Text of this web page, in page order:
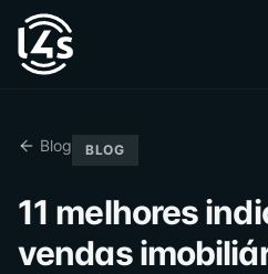
Blog BLOG
11 melhores
vendas